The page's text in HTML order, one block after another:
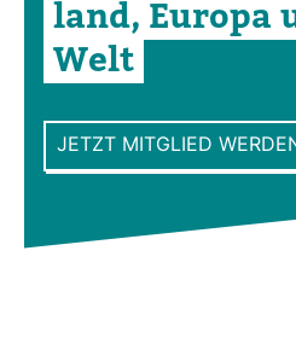
land, Europa
Welt
JETZT MITGLIED